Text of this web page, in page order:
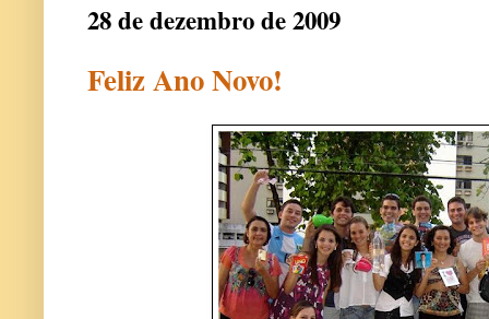
28 de dezembro de 2009
Feliz Ano Novo!